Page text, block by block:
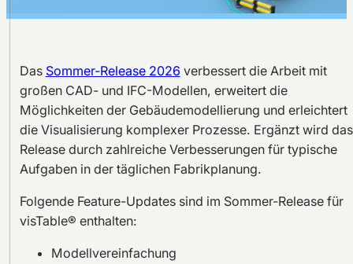
Das Sommer-Release 2026 verbessert die Arbeit mit
großen CAD- und IFC-Modellen, erweitert die
Möglichkeiten der Gebäudemodellierung und erleichtert
die Visualisierung komplexer Prozesse. Ergänzt wird das
Release durch zahlreiche Verbesserungen für typische
Aufgaben in der täglichen Fabrikplanung.
Folgende Feature-Updates sind im Sommer-Release für
visTable® enthalten:
Modellvereinfachung